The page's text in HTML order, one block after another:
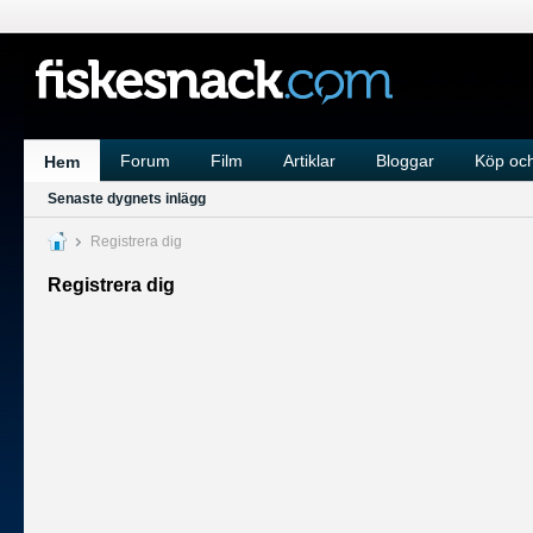
Hem Forum Film Artiklar Bloggar Köp
Senaste dygnets inlägg
Registrera dig
Registrera dig